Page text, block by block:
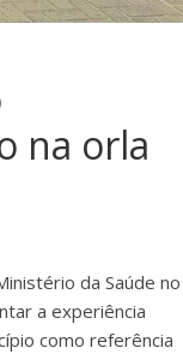
na orla
da Saúde no
a experiência
como referência